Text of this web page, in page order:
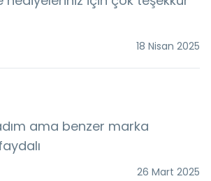
18 Nisan 2025
ama benzer marka
26 Mart 2025